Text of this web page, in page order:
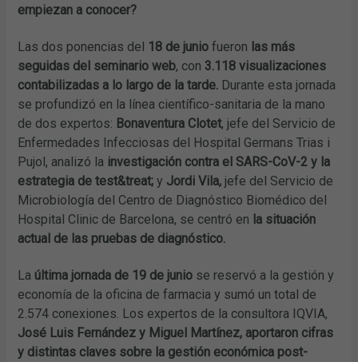
empiezan a conocer?
Las dos ponencias del 18 de junio fueron las más
seguidas del seminario web, con 3.118 visualizaciones
contabilizadas a lo largo de la tarde. Durante esta jornada
se profundizó en la línea científico-sanitaria de la mano
de dos expertos: Bonaventura Clotet, jefe del Servicio de
Enfermedades Infecciosas del Hospital Germans Trias i
Pujol, analizó la investigación contra el SARS-CoV-2 y la
estrategia de test&treat; y Jordi Vila, jefe del Servicio de
Microbiología del Centro de Diagnóstico Biomédico del
Hospital Clinic de Barcelona, se centró en la situación
actual de las pruebas de diagnóstico.
La última jornada de 19 de junio se reservó a la gestión y
economía de la oficina de farmacia y sumó un total de
2.574 conexiones. Los expertos de la consultora IQVIA,
José Luis Fernández y Miguel Martínez, aportaron cifras
y distintas claves sobre la gestión económica post-